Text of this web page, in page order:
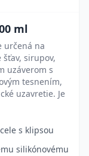
ml
určená na
sirupov,
uzáverom s
tesnením,
uzavretie. Je
s klipsou
silikónovému